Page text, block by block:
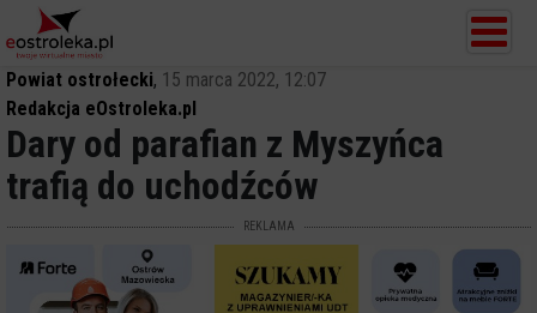
Powiat ostrołecki, 15 marca 2022, 12:07
Redakcja eOstroleka.pl
Dary od parafian z Myszyńca
trafią do uchodźców
REKLAMA